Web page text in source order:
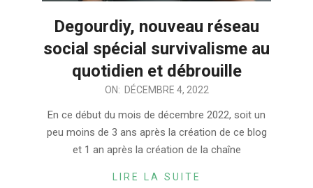
Degourdiy, nouveau réseau
social spécial survivalisme au
quotidien et débrouille
ON: DÉCEMBRE 4, 2022
En ce début du mois de décembre 2022, soit un
peu moins de 3 ans après la création de ce blog
et 1 an après la création de la chaîne
LIRE LA SUITE